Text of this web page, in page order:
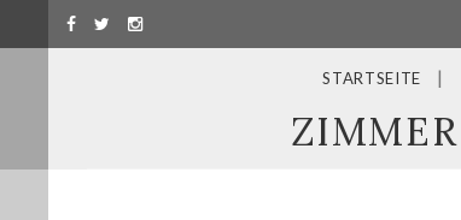
STARTSEITE
ZIMMER